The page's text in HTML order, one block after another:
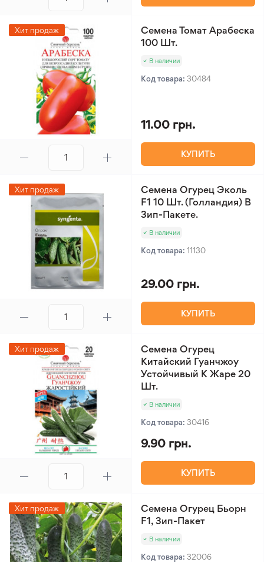
Хит продаж
Семена Томат Арабеска
100 Шт.
В наличии
Код товара: 30484
11.00 грн.
КУПИТЬ
Хит продаж
Семена Огурец Эколь
F1 10 Шт. (Голландия) В
Зип-Пакете.
В наличии
Код товара: 11130
29.00 грн.
КУПИТЬ
Хит продаж
Семена Огурец
Китайский Гуанчжоу
Устойчивый К Жаре 20
Шт.
В наличии
Код товара: 30416
9.90 грн.
КУПИТЬ
Хит продаж
Семена Огурец Бьорн
F1, Зип-Пакет
В наличии
Код товара: 32006